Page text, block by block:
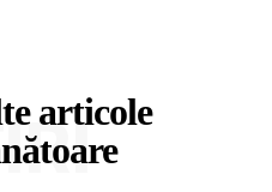
articole